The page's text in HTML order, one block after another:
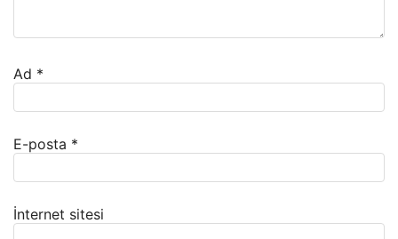
Ad *
E-posta *
İnternet sitesi